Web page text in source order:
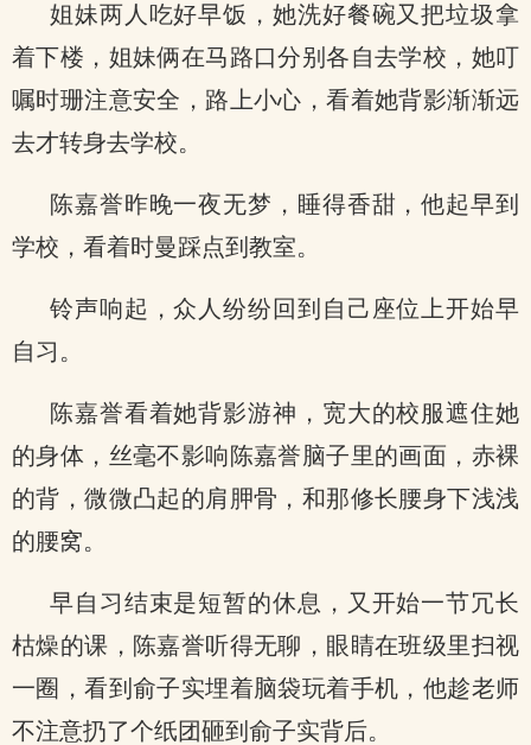
姐妹两人吃好早饭，她洗好餐碗又把垃圾拿
着下楼，姐妹俩在马路口分别各自去学校，她叮
嘱时珊注意安全，路上小心，看着她背影渐渐远
去才转身去学校。
陈嘉誉昨晚一夜无梦，睡得香甜，他起早到
学校，看着时曼踩点到教室。
铃声响起，众人纷纷回到自己座位上开始早
自习。
陈嘉誉看着她背影游神，宽大的校服遮住她
的身体，丝毫不影响陈嘉誉脑子里的画面，赤裸
的背，微微凸起的肩胛骨，和那修长腰身下浅浅
的腰窝。
早自习结束是短暂的休息，又开始一节冗长
枯燥的课，陈嘉誉听得无聊，眼睛在班级里扫视
一圈，看到俞子实埋着脑袋玩着手机，他趁老师
不注意扔了个纸团砸到俞子实背后。